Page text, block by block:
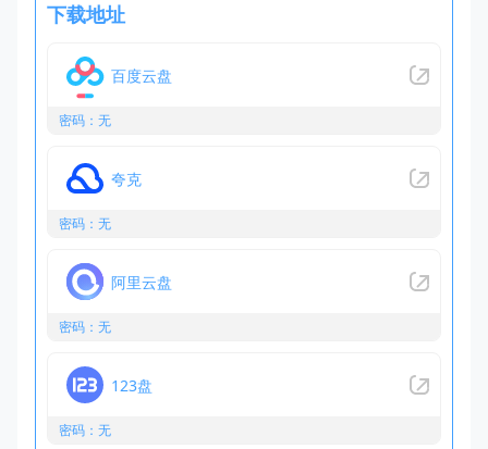
下载地址
百度云盘
密码：无
夸克
密码：无
阿里云盘
密码：无
123盘
密码：无